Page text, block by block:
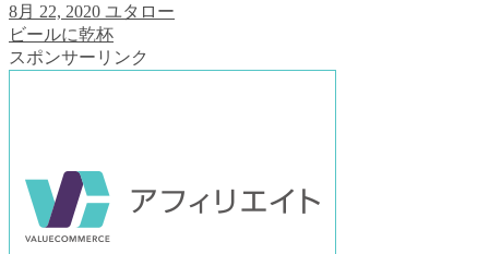
8月 22, 2020 ユタロー
ビールに乾杯
スポンサーリンク